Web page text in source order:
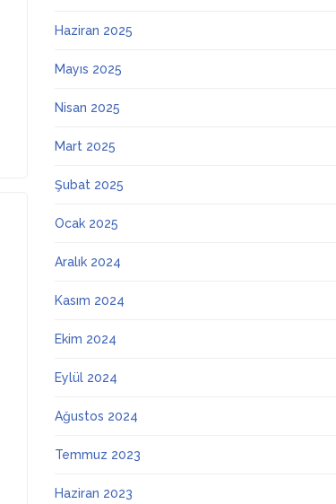
Haziran 2025
Mayıs 2025
Nisan 2025
Mart 2025
Şubat 2025
Ocak 2025
Aralık 2024
Kasım 2024
Ekim 2024
Eylül 2024
Ağustos 2024
Temmuz 2023
Haziran 2023